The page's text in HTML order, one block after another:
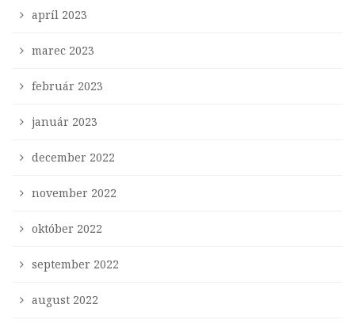
apríl 2023
marec 2023
február 2023
január 2023
december 2022
november 2022
október 2022
september 2022
august 2022